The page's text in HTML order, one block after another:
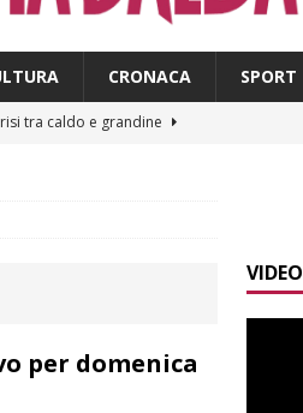
CRONACA SPORT
tra caldo e grandine
nuova segnaletica per
sfida con la Sanremese
per domenica
VIDEO